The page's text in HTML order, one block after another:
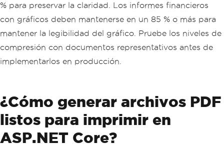
% para preservar la claridad. Los informes financieros
con gráficos deben mantenerse en un 85 % o más para
mantener la legibilidad del gráfico. Pruebe los niveles de
compresión con documentos representativos antes de
implementarlos en producción.
¿Cómo generar archivos PDF
listos para imprimir en
ASP.NET Core?